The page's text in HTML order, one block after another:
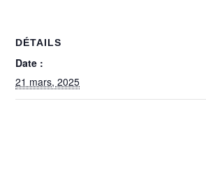
DÉTAILS
Date :
21 mars, 2025